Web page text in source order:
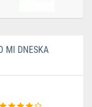
MI DNESKA